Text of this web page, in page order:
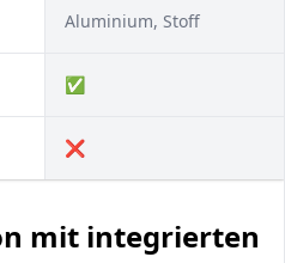
Aluminium, Stoff
✅
❌
mit integrierten